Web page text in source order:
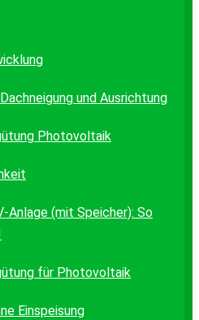
und Ausrichtung
Photovoltaik
Anlage (mit Speicher): So
für Photovoltaik
Einspeisung